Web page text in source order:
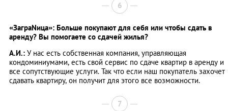
6
«ЗаграNица»: Больше покупают для себя или чтобы сдать в
аренду? Вы помогаете со сдачей жилья?
А.И.: У нас есть собственная компания, управляющая
кондоминиумами, есть свой сервис по сдаче квартир в аренду и
все сопутствующие услуги. Так что если наш покупатель захочет
сдавать квартиру, он получит для этого все возможности.
7